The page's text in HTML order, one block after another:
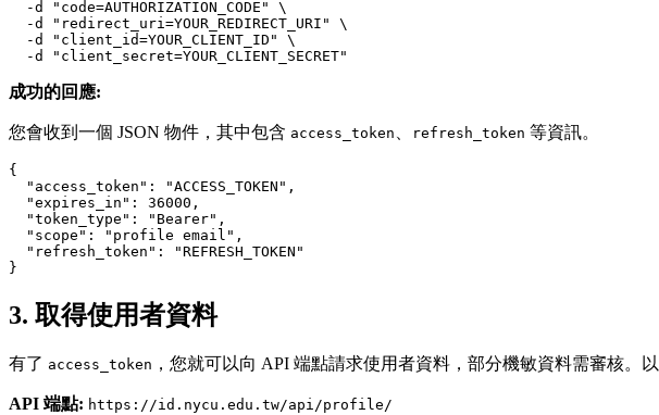
  -d "code=AUTHORIZATION_CODE" \
  -d "redirect_uri=YOUR_REDIRECT_URI" \
  -d "client_id=YOUR_CLIENT_ID" \
成功的回應:
您會收到一個 JSON 物件，其中包含 access_token refresh_token 等資訊。
{
  "access_token": "ACCESS_TOKEN",
  "expires_in": 36000,
  "token_type": "Bearer",
  "scope": "profile email",
  "refresh_token": "REFRESH_TOKEN"
3. 取得使用者資料
有了 access_token ，您就可以向 API 端點請求使用者資料，部分機敏資料需審核。以
API 端點: https://id.nycu.edu.tw/api/profile/